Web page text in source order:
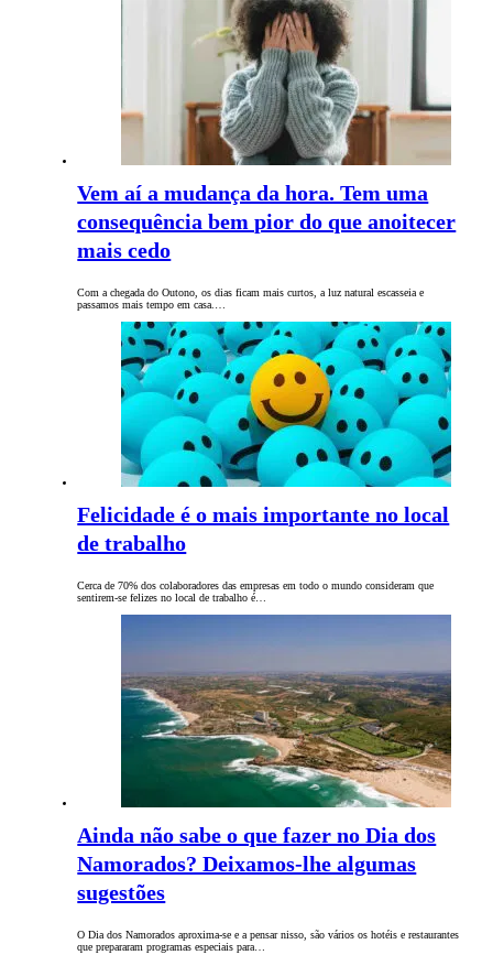
Vem aí a mudança da hora. Tem uma
consequência bem pior do que anoitecer
mais cedo
Com a chegada do Outono, os dias ficam mais curtos, a luz natural escasseia e
passamos mais tempo em casa.…
Felicidade é o mais importante no local
de trabalho
Cerca de 70% dos colaboradores das empresas em todo o mundo consideram que
sentirem-se felizes no local de trabalho é…
Ainda não sabe o que fazer no Dia dos
Namorados? Deixamos-lhe algumas
sugestões
O Dia dos Namorados aproxima-se e a pensar nisso, são vários os hotéis e restaurantes
que prepararam programas especiais para…